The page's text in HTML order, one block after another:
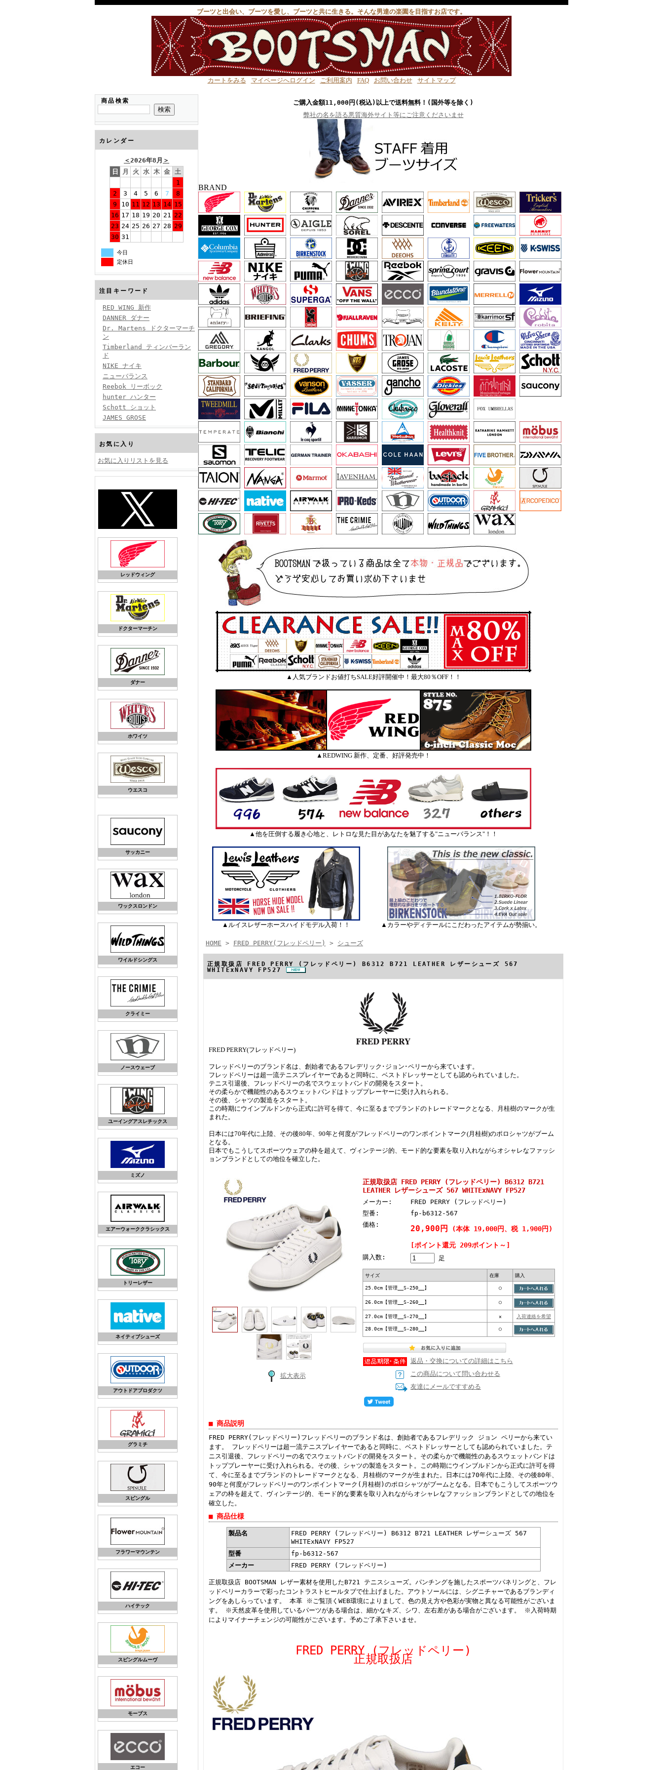
ブーツと出会い、ブーツを愛し、ブーツと共に生きる。そんな男達の楽園を目指すお店です。
カートをみる マイページへログイン ご利用案内 FAQ お問い合わせ サイトマップ
商品検索
カレンダー
＜2026年8月 ＞
日
月 火 水 木 金 土
1
2
3 4 5 6 7
8
9
10 11 12 13 14 15
16 17 18 19 20 21 22
23 24 25 26 27 28 29
30 31
今日
定休日
注目キーワード
RED WING 新作
DANNER ダナー
Dr. Martens ドクターマーチ
ン
Timberland ティンバーラン
ド
NIKE ナイキ
ニューバランス
Reebok リーボック
hunter ハンター
Schott ショット
JAMES GROSE
お気に入り
お気に入りリストを見る
レッドウィング
ドクターマーチン
ダナー
ホワイツ
ウエスコ
サッカニー
ワックスロンドン
ワイルドシングス
クライミー
ノースウェーブ
ユーイングアスレチックス
ミズノ
エアーウォーククラシックス
トリーレザー
ネイティブシューズ
アウトドアプロダクツ
グラミチ
スピングル
フラワーマウンテン
ハイテック
スピングルムーヴ
モーブス
エコー
ご購入金額11,000円(税込)以上で送料無料！(国外等を除く)
弊社の名を語る悪質海外サイト等にご注意くださいませ
BRAND
▲人気ブランドお値打ちSALE好評開催中！最大80％OFF！！
▲REDWING 新作、定番、好評発売中！
▲他を圧倒する履き心地と、レトロな見た目があなたを魅了する"ニューバランス"！！
▲ルイスレザーホースハイドモデル入荷！！ ▲カラーやディテールにこだわったアイテムが勢揃い。
HOME > FRED PERRY(フレッドペリー) > シューズ
正規取扱店 FRED PERRY (フレッドペリー) B6312 B721 LEATHER レザーシューズ 567
WHITExNAVY FP527
FRED PERRY(フレッドペリー)
フレッドペリーのブランド名は、創始者であるフレデリック･ジョン･ペリーから来ています。
フレッドペリーは超一流テニスプレイヤーであると同時に、ベストドレッサーとしても認められていました。
テニス引退後、フレッドペリーの名でスウェットバンドの開発をスタート。
その柔らかで機能性のあるスウェットバンドはトッププレーヤーに受け入れられる。
その後、シャツの製造をスタート。
この時期にウインブルドンから正式に許可を得て、今に至るまでブランドのトレードマークとなる、月桂樹のマークが生
まれた。
日本には70年代に上陸、その後80年、90年と何度がフレッドペリーのワンポイントマーク(月桂樹)のポロシャツがブーム
となる。
日本でもこうしてスポーツウェアの枠を超えて、ヴィンテージ的、モード的な要素を取り入れながらオシャレなファッシ
ョンブランドとしての地位を確立した。
拡大表示
正規取扱店 FRED PERRY (フレッドペリー) B6312 B721
LEATHER レザーシューズ 567 WHITExNAVY FP527
メーカー:
FRED PERRY (フレッドペリー)
型番:
fp-b6312-567
価格:
20,900円 (本体 19,000円、税 1,900円)
[ポイント還元 209ポイント～]
購入数: 足
サイズ 在庫 購入
25.0cm【管理__S-250__】 ○
26.0cm【管理__S-260__】 ○
27.0cm【管理__S-270__】 × 入荷連絡を希望
28.0cm【管理__S-280__】 ○
返品・交換についての詳細はこちら
この商品について問い合わせる
友達にメールですすめる
■ 商品説明
FRED PERRY(フレッドペリー)フレッドペリーのブランド名は、創始者であるフレデリック ジョン ペリーから来てい
ます。 フレッドペリーは超一流テニスプレイヤーであると同時に、ベストドレッサーとしても認められていました。テ
ニス引退後、フレッドペリーの名でスウェットバンドの開発をスタート。その柔らかで機能性のあるスウェットバンドは
トッププレーヤーに受け入れられる。その後、シャツの製造をスタート。この時期にウインブルドンから正式に許可を得
て、今に至るまでブランドのトレードマークとなる、月桂樹のマークが生まれた。日本には70年代に上陸、その後80年、
90年と何度がフレッドペリーのワンポイントマーク(月桂樹)のポロシャツがブームとなる。日本でもこうしてスポーツウ
ェアの枠を超えて、ヴィンテージ的、モード的な要素を取り入れながらオシャレなファッションブランドとしての地位を
確立した。
■ 商品仕様
製品名
FRED PERRY (フレッドペリー) B6312 B721 LEATHER レザーシューズ 567
WHITExNAVY FP527
型番
fp-b6312-567
メーカー
FRED PERRY (フレッドペリー)
正規取扱店 BOOTSMAN レザー素材を使用したB721 テニスシューズ。パンチングを施したスポーツパネリングと、フレ
ッドペリーカラーで彩ったコントラストヒールタブで仕上げました。アウトソールには、シグニチャーであるブランディ
ングをあしらっています。 本革 ※ご覧頂くWEB環境によりまして、色の見え方や色彩が実物と異なる可能性がございま
す。 ※天然皮革を使用しているパーツがある場合は、細かなキズ、シワ、左右差がある場合がございます。 ※入荷時期
によりマイナーチェンジの可能性がございます。予めご了承下さいませ。
FRED PERRY (フレッドペリー)
正規取扱店